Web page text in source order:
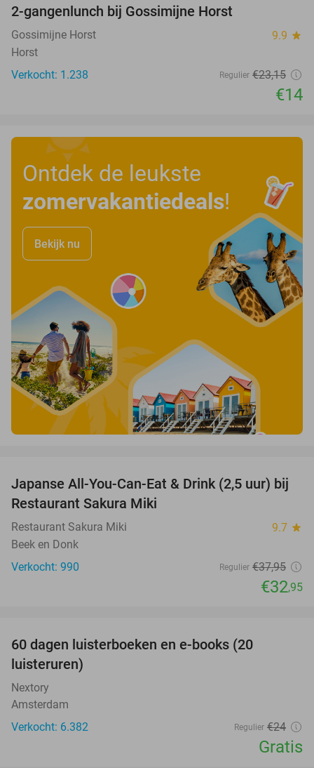
2-gangenlunch bij Gossimijne Horst
Gossimijne Horst 9.9 star
Horst
Verkocht: 1.238
Regulier €23,15
€14
Ontdek de leukste
zomervakantiedeals!
Bekijk nu
13%
Japanse All-You-Can-Eat & Drink (2,5 uur) bij
Restaurant Sakura Miki
Restaurant Sakura Miki 9.7 star
Beek en Donk
Verkocht: 990
Regulier €37,95
€32,95
60 dagen luisterboeken en e-books (20
luisteruren)
Nextory
Amsterdam
Verkocht: 6.382
Regulier €24
Gratis